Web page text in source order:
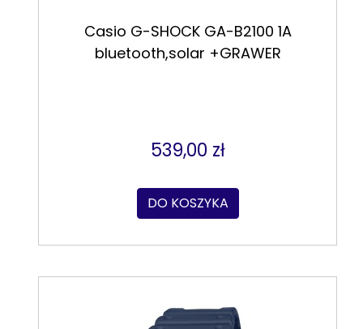
Casio G-SHOCK GA-B2100 1A
bluetooth,solar +GRAWER
539,00 zł
DO KOSZYKA